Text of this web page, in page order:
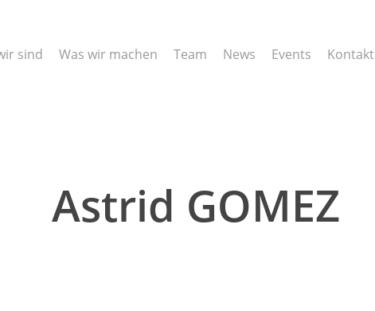
sind Was wir machen Team News Events Kontakt
Astrid GOMEZ